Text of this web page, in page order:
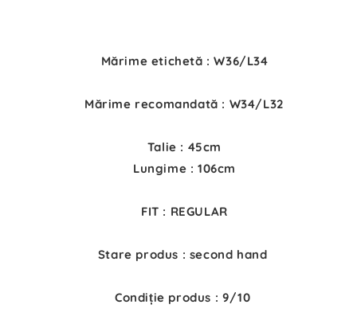
Mărime etichetă : W36/L34
Mărime recomandată : W34/L32
Talie : 45cm
Lungime : 106cm
FIT : REGULAR
Stare produs : second hand
Condiție produs : 9/10